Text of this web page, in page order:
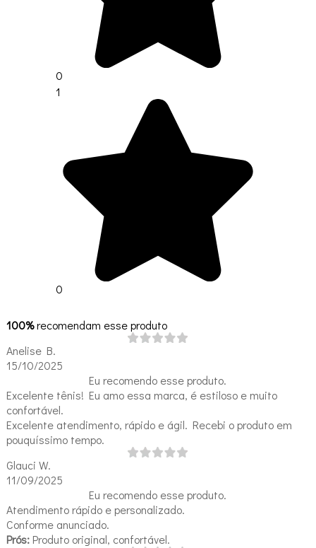
0
1
0
100%recomendam esse produto
Anelise B.
15/10/2025
Eu recomendo esse produto.
Excelente tênis! Eu amo essa marca, é estiloso e muito
confortável.
Excelente atendimento, rápido e ágil. Recebi o produto em
pouquíssimo tempo.
Glauci W.
11/09/2025
Eu recomendo esse produto.
Atendimento rápido e personalizado.
Conforme anunciado.
Prós: Produto original, confortável.